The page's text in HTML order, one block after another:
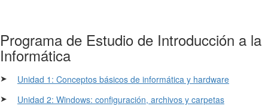
Programa de Estudio de Introducción a la
Informática
➤
Unidad 1: Conceptos básicos de informática y hardware
➤
Unidad 2: Windows: configuración, archivos y carpetas